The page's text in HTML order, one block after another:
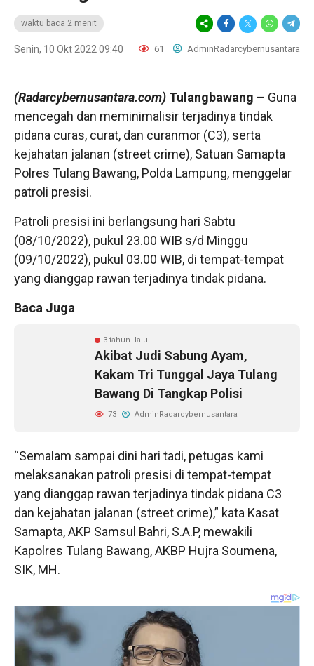
waktu baca 2 menit
Senin, 10 Okt 2022 09:40 61 AdminRadarcybernusantara
(Radarcybernusantara.com) Tulangbawang – Guna
mencegah dan meminimalisir terjadinya tindak
pidana curas, curat, dan curanmor (C3), serta
kejahatan jalanan (street crime), Satuan Samapta
Polres Tulang Bawang, Polda Lampung, menggelar
patroli presisi.
Patroli presisi ini berlangsung hari Sabtu
(08/10/2022), pukul 23.00 WIB s/d Minggu
(09/10/2022), pukul 03.00 WIB, di tempat-tempat
yang dianggap rawan terjadinya tindak pidana.
Baca Juga
3 tahun lalu
Akibat Judi Sabung Ayam,
Kakam Tri Tunggal Jaya Tulang
Bawang Di Tangkap Polisi
73 AdminRadarcybernusantara
“Semalam sampai dini hari tadi, petugas kami
melaksanakan patroli presisi di tempat-tempat
yang dianggap rawan terjadinya tindak pidana C3
dan kejahatan jalanan (street crime),” kata Kasat
Samapta, AKP Samsul Bahri, S.A.P, mewakili
Kapolres Tulang Bawang, AKBP Hujra Soumena,
SIK, MH.